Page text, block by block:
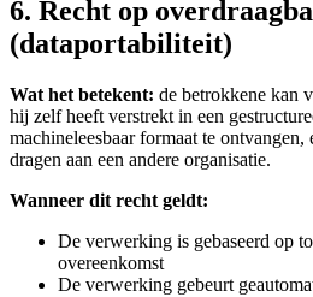
6. Recht op
(dataportabiliteit)
Wat het betekent: de betrokkene kan
hij zelf heeft verstrekt in een
machineleesbaar formaat te
dragen aan een andere organisatie.
Wanneer dit recht geldt:
De verwerking is gebaseerd op
overeenkomst
De verwerking gebeurt